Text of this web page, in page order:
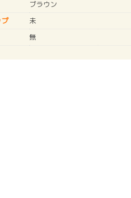
ブラウン
未
無